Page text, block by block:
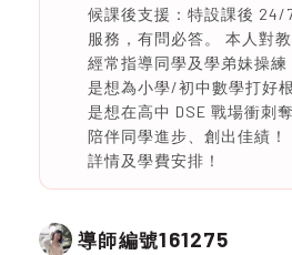
候課後支援：特設課後 24/
服務，有問必答。 本人對
經常指導同學及學弟妹操
是想為小學/初中數學打好
是想在高中 DSE 戰場衝刺
陪伴同學進步、創出佳績！
詳情及學費安排！
導師編號161275